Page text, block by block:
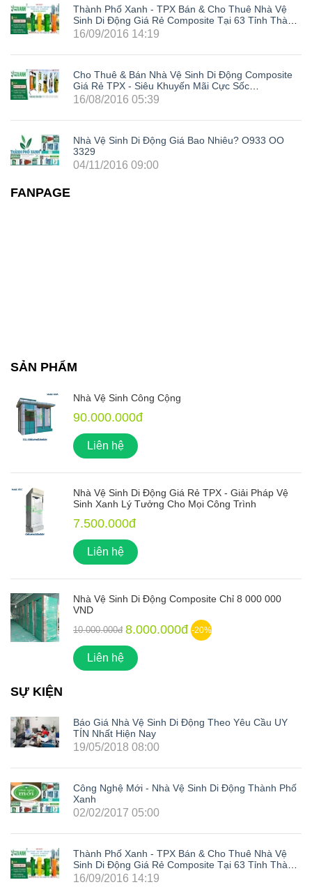
Thành Phố Xanh - TPX Bán & Cho Thuê Nhà Vệ
Sinh Di Động Giá Rẻ Composite Tại 63 Tỉnh Thành
Trong Cả Nước: Hà Nội, Hải Phòng, Hồ Chí Minh,
- Vũng Tàu, Tây Ninh, Bình Phước, Lâm Đồng,
16/09/2016 14:19
Cho Thuê & Bán Nhà Vệ Sinh Di Động Composite
Giá Rẻ TPX - Siêu Khuyến Mãi Cực Sốc
LH0933003329
16/08/2016 05:39
Nhà Vệ Sinh Di Động Giá Bao Nhiêu? O933 OO
3329
04/11/2016 09:00
FANPAGE
SẢN PHẨM
Nhà Vệ Sinh Công Cộng
90.000.000đ
Liên hệ
Nhà Vệ Sinh Di Động Giá Rẻ TPX - Giải Pháp Vệ
Sinh Xanh Lý Tưởng Cho Mọi Công Trình
7.500.000đ
Liên hệ
Nhà Vệ Sinh Di Động Composite Chỉ 8 000 000
VND
10.000.000đ 8.000.000đ -20%
Liên hệ
SỰ KIỆN
Báo Giá Nhà Vệ Sinh Di Động Theo Yêu Cầu UY
TÍN Nhất Hiện Nay
19/05/2018 08:00
Công Nghệ Mới - Nhà Vệ Sinh Di Động Thành Phố
Xanh
02/02/2017 05:00
Thành Phố Xanh - TPX Bán & Cho Thuê Nhà Vệ
Sinh Di Động Giá Rẻ Composite Tại 63 Tỉnh Thành
Trong Cả Nước: Hà Nội, Hải Phòng, Hồ Chí Minh,
16/09/2016 14:19